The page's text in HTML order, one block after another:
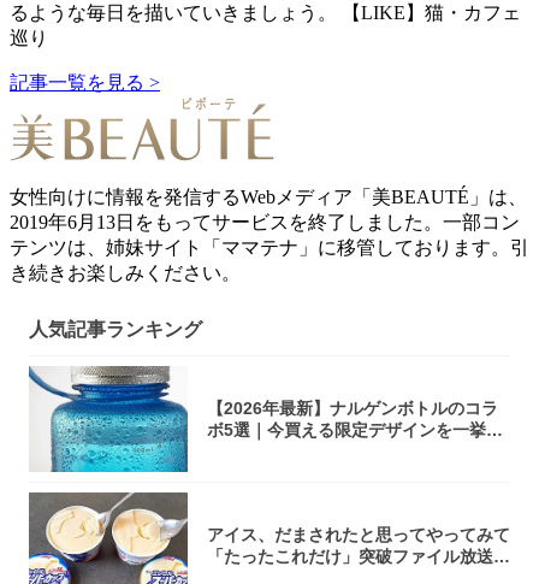
るような毎日を描いていきましょう。 【LIKE】猫・カフェ
巡り
記事一覧を見る >
女性向けに情報を発信するWebメディア「美BEAUTÉ」は、
2019年6月13日をもってサービスを終了しました。一部コン
テンツは、姉妹サイト「ママテナ」に移管しております。引
き続きお楽しみください。
人気記事ランキング
【2026年最新】ナルゲンボトルのコラ
ボ5選｜今買える限定デザインを一挙紹
アイス、だまされたと思ってやってみて
「たったこれだけ」突破ファイル放送で